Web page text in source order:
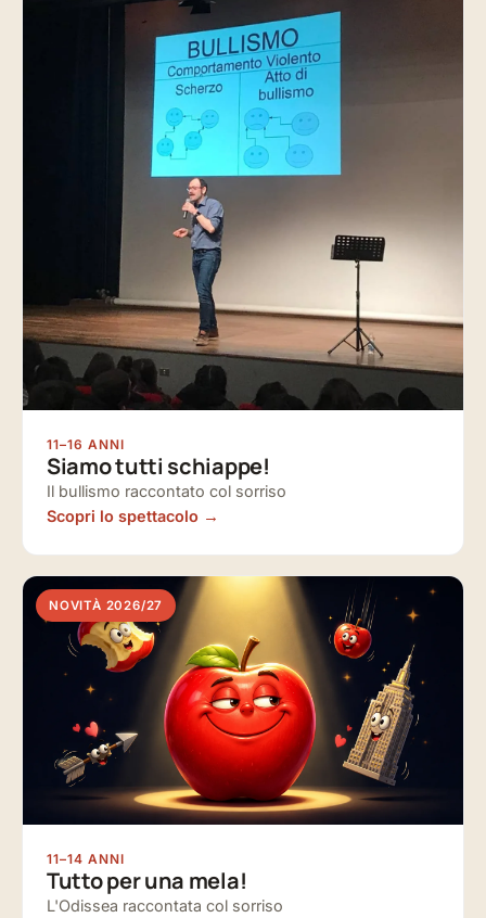
11–16 ANNI
Siamo tutti schiappe!
Il bullismo raccontato col sorriso
Scopri lo spettacolo
NOVITÀ 2026/27
11–14 ANNI
Tutto per una mela!
L'Odissea raccontata col sorriso